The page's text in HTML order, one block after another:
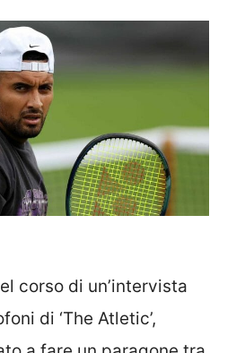
corso di un’intervista
di ‘The Atletic’,